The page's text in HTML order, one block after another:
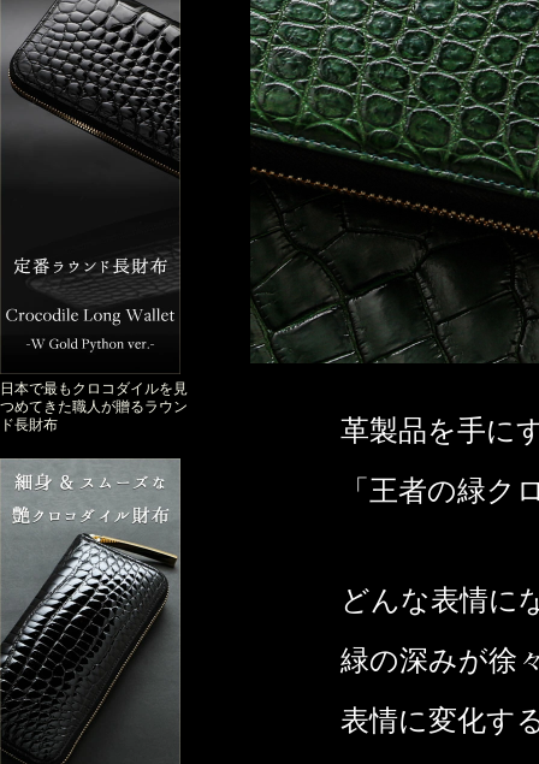
日本で最もクロコダイルを見
つめてきた職人が贈るラウン
ド長財布
革製品を手に
「王者の緑
どんな表情に
緑の深みが徐
表情に変化す